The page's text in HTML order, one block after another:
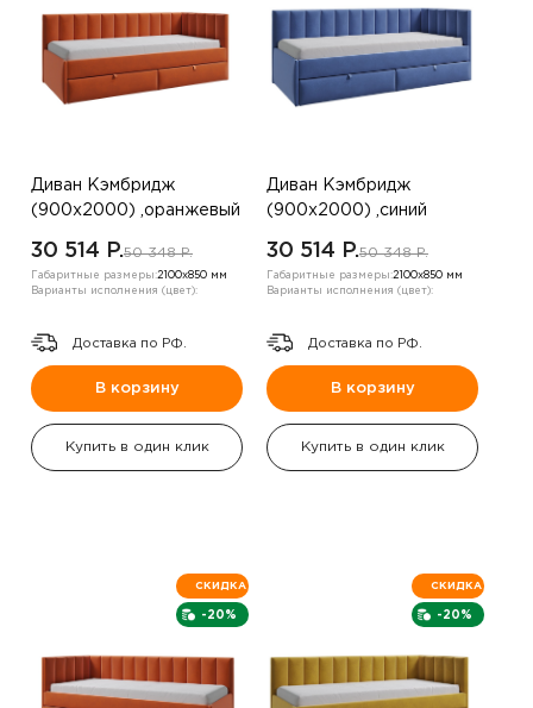
Диван Кэмбридж
(900х2000) ,оранжевый
30 514 P.50 348 P.
Габаритные размеры:2100х850 мм
Варианты исполнения (цвет):
Доставка по РФ.
В корзину
Купить в один клик
Диван Кэмбридж
(900х2000) ,синий
30 514 P.50 348 P.
Габаритные размеры:2100х850 мм
Варианты исполнения (цвет):
Доставка по РФ.
В корзину
Купить в один клик
-20%
СКИДКА
-20%
СКИДКА